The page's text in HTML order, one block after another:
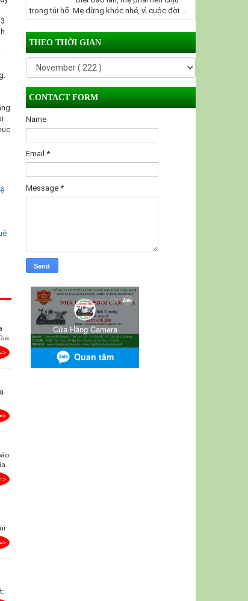
trong tủi hổ. Mẹ đừng khóc nhé, vì cuộc đời ...
THEO THỜI GIAN
CONTACT FORM
Name
Email *
Message *